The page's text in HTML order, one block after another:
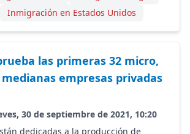
Inmigración en Estados Unidos
las primeras 32 micro,
empresas privadas
30 de septiembre de 2021, 10:20
dedicadas a la producción de